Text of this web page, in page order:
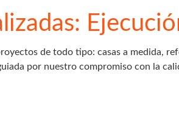
de todo tipo: casas a medida,
por nuestro compromiso con la